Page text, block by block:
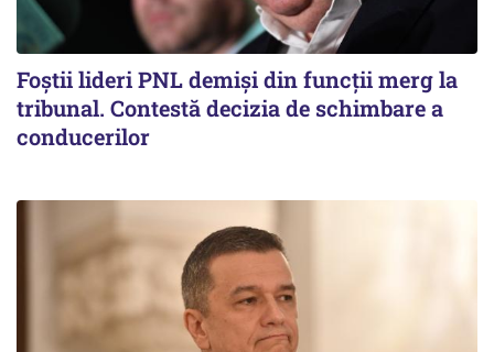
Foștii lideri PNL demiși din funcții merg la
tribunal. Contestă decizia de schimbare a
conducerilor